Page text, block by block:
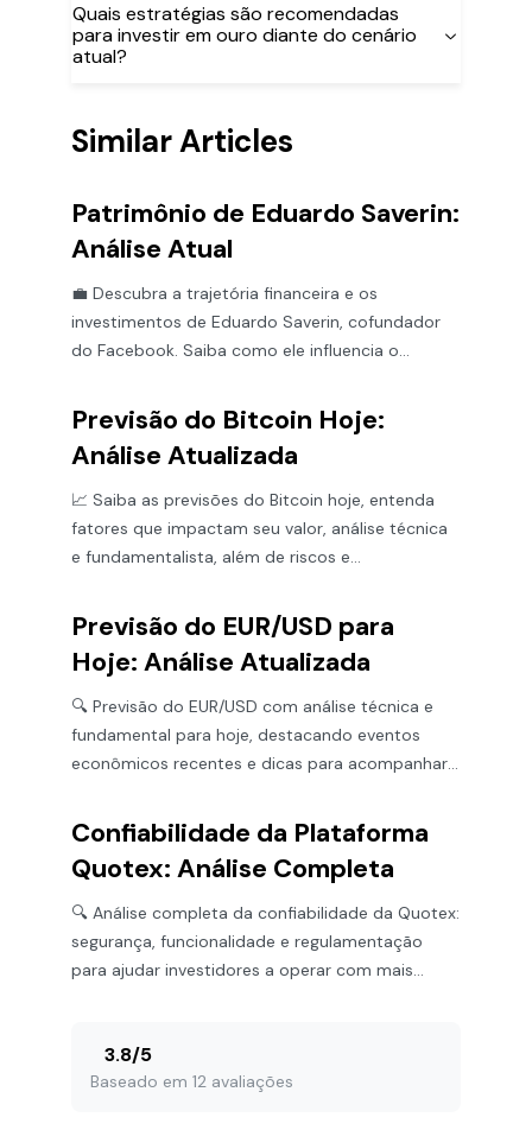
Quais estratégias são recomendadas
para investir em ouro diante do cenário
atual?
Similar Articles
Patrimônio de Eduardo Saverin:
Análise Atual
💼 Descubra a trajetória financeira e os
investimentos de Eduardo Saverin, cofundador
do Facebook. Saiba como ele influencia o
Previsão do Bitcoin Hoje:
Análise Atualizada
📈 Saiba as previsões do Bitcoin hoje, entenda
fatores que impactam seu valor, análise técnica
e fundamentalista, além de riscos e
Previsão do EUR/USD para
Hoje: Análise Atualizada
🔍 Previsão do EUR/USD com análise técnica e
fundamental para hoje, destacando eventos
econômicos recentes e dicas para acompanhar
Confiabilidade da Plataforma
Quotex: Análise Completa
🔍 Análise completa da confiabilidade da Quotex:
segurança, funcionalidade e regulamentação
para ajudar investidores a operar com mais
3.8/5
Baseado em 12 avaliações